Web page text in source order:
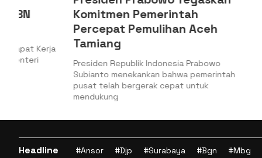
Komitmen Pemerintah
Percepat Pemulihan Aceh
Tamiang
Presiden Republik Indonesia Prabowo
Subianto menekankan bahwa pemerintah
pusat telah bergerak cepat untuk
Jakarta,
Keuangan
Jenderal
Headline #Ansor #Djp #Surabaya #Bgn #Mbg